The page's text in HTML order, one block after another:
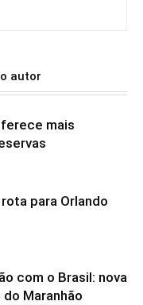
autor
mais
para Orlando
com o Brasil: nova
Maranhão